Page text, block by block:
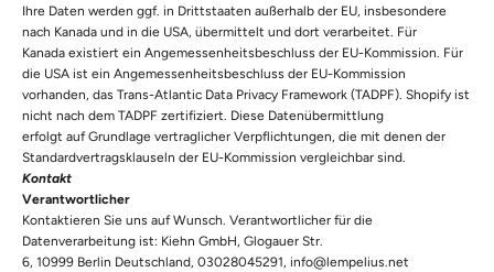
Ihre Daten werden ggf. in Drittstaaten außerhalb der EU, insbesondere
nach Kanada und in die USA, übermittelt und dort verarbeitet. Für
Kanada existiert ein Angemessenheitsbeschluss der EU-Kommission. Für
die USA ist ein Angemessenheitsbeschluss der EU-Kommission
vorhanden, das Trans-Atlantic Data Privacy Framework (TADPF). Shopify ist
nicht nach dem TADPF zertifiziert. Diese Datenübermittlung
erfolgt auf Grundlage vertraglicher Verpflichtungen, die mit denen der
Standardvertragsklauseln der EU-Kommission vergleichbar sind.
Kontakt
Verantwortlicher
Kontaktieren Sie uns auf Wunsch. Verantwortlicher für die
Datenverarbeitung ist: Kiehn GmbH, Glogauer Str.
6, 10999 Berlin Deutschland, 03028045291, info@lempelius.net